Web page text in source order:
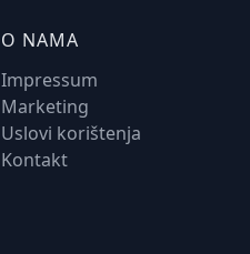
O NAMA
Impressum
Marketing
Uslovi korištenja
Kontakt